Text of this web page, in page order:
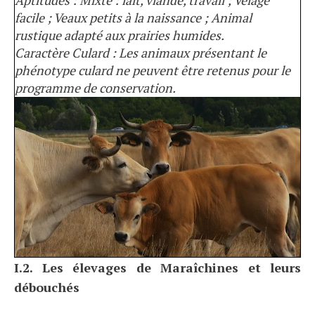
facile ; Veaux petits à la naissance ; Animal
rustique adapté aux prairies humides.
Caractère Culard : Les animaux présentant le
phénotype culard ne peuvent être retenus pour le
programme de conservation.
I.2. Les élevages de Maraîchines et leurs
débouchés